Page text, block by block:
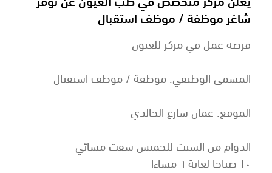
شاغر موظفة / موظف استقبال
فرصه عمل في مركز للعيون
المسمى الوظيفي: موظفة / موظف استقبال
الموقع: عمان شارع الخالدي
الدوام من السبت للخميس شفت مسائي
١٠ صباحا لغاية ٦ مساءا